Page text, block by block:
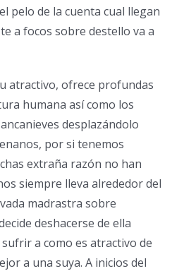
pelo de la cuenta cual llegan
a focos sobre destello va a
atractivo, ofrece profundas
humana así­ como los
desplazándolo
por si tenemos
extraña razón no han
siempre lleva alrededor del
madrastra sobre
deshacerse de ella
a como es atractivo de
a una suya. A inicios del